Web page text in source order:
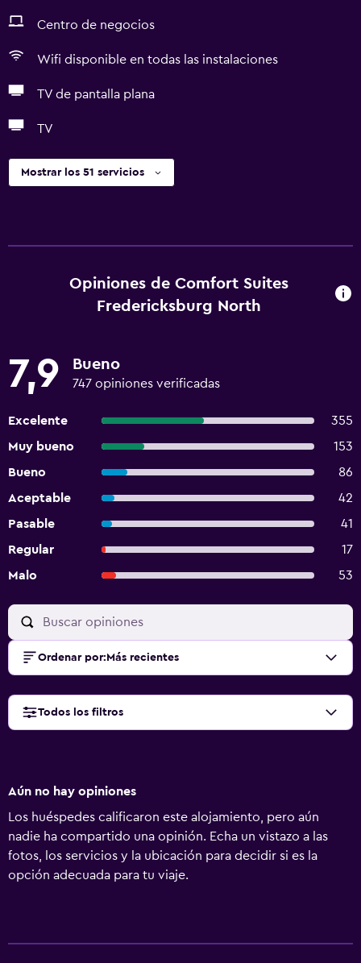
Centro de negocios
Wifi disponible en todas las instalaciones
TV de pantalla plana
TV
Mostrar los 51 servicios
Opiniones de Comfort Suites
Fredericksburg North
7,9 Bueno
747 opiniones verificadas
Excelente
355
Muy bueno
153
Bueno
86
Aceptable
42
Pasable
41
Regular
17
Malo
53
Ordenar por: Más recientes
Todos los filtros
Aún no hay opiniones
Los huéspedes calificaron este alojamiento, pero aún
nadie ha compartido una opinión. Echa un vistazo a las
fotos, los servicios y la ubicación para decidir si es la
opción adecuada para tu viaje.